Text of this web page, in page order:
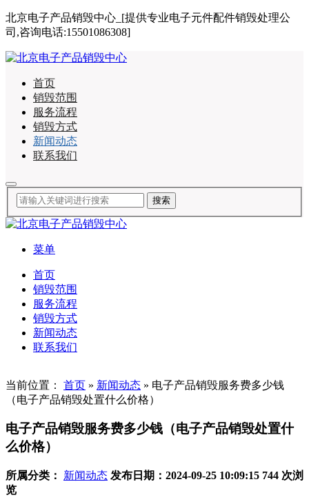
北京电子产品销毁中心_[提供专业电子元件配件销毁处理公
司,咨询电话:15501086308]
首页
销毁范围
服务流程
销毁方式
新闻动态
联系我们
菜单
首页
销毁范围
服务流程
销毁方式
新闻动态
联系我们
当前位置： 首页 » 新闻动态 » 电子产品销毁服务费多少钱
（电子产品销毁处置什么价格）
电子产品销毁服务费多少钱（电子产品销毁处置什
么价格）
所属分类： 新闻动态 发布日期：2024-09-25 10:09:15 744 次浏
览